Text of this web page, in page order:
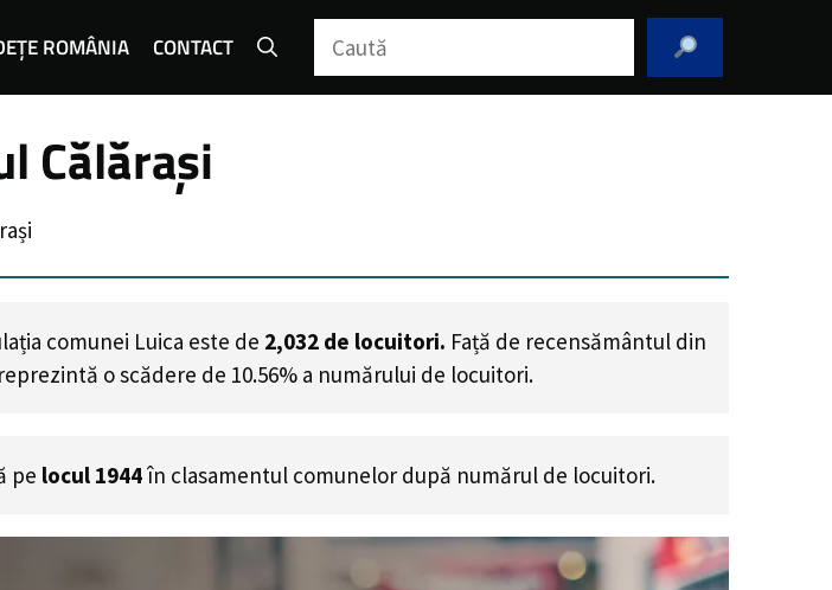
ROMÂNIA CONTACT Caută
Călărași
comunei Luica este de 2,032 de locuitori. Față de recensământul din
o scădere de 10.56% a numărului de locuitori.
pe locul 1944în clasamentul comunelor după numărul de locuitori.